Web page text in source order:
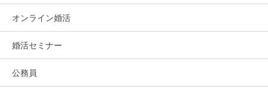
オンライン婚活
婚活セミナー
公務員